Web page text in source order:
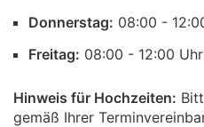
Donnerstag:
Freitag:
Uhr
Hinweis für Hochzeiten:
gemäß Ihrer